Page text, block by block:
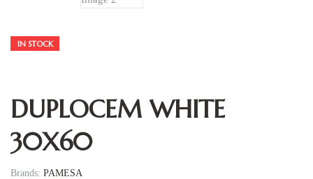
IN STOCK
DUPLOCEM WHITE
30X60
Brands: PAMESA